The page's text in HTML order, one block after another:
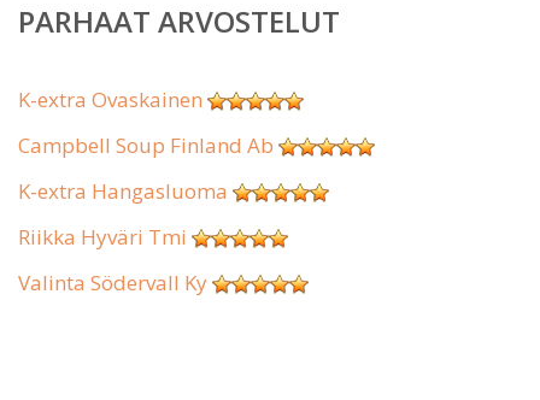
PARHAAT ARVOSTELUT
K-extra Ovaskainen
Campbell Soup Finland Ab
K-extra Hangasluoma
Riikka Hyväri Tmi
Valinta Södervall Ky